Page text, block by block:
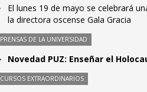
El lunes 19 de mayo se celebrará
la directora oscense Gala Gracia
PRENSAS DE LA UNIVERSIDAD
Novedad PUZ: Enseñar el
CURSOS EXTRAORDINARIOS